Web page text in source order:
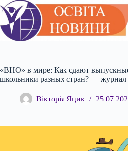
Перейти
до
вмісту
«ВНО» в мире: Как сдают
школьники разных стран? — журнал |
Вікторія Яцик